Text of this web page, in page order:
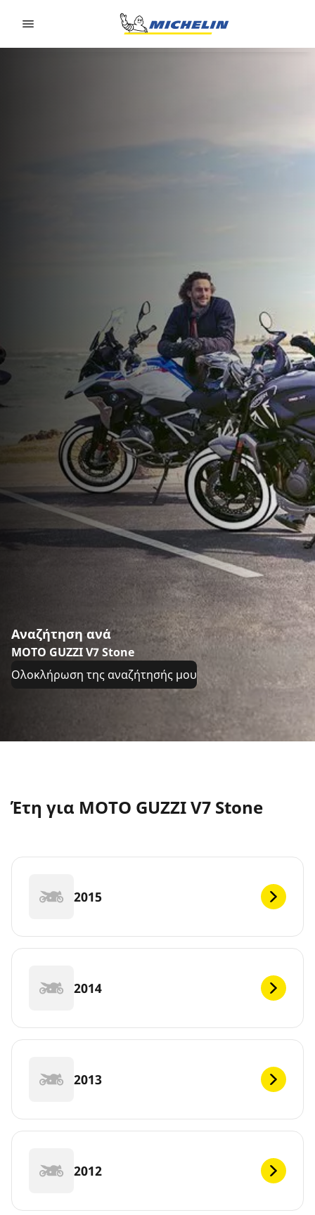
Αναζήτηση ανά
MOTO GUZZI V7 Stone
Ολοκλήρωση της αναζήτησής μου
Έτη για MOTO GUZZI V7 Stone
2015
2014
2013
2012